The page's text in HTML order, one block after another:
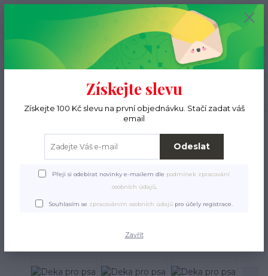
Menu
(Po-Pá, 9-15 hod.)
0 ks
0 Kč
Pelíšky, deky, polštáře
psa Bonbon 3108 Akki červená
Deka pro psa Bonbon 3108
Akki červená
Získejte slevu
Získejte 100 Kč slevu na první objednávku. Stačí zadat váš
email
Odeslat
Přeji si odebírat novinky e-mailem dle podmínek zpracování
osobních údajů.
Souhlasím se zpracováním osobních údajů pro účely registrace.
Zavřít